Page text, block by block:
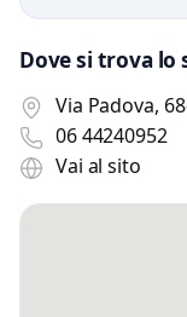
Dove si trova lo
Via Padova,
06 44240952
Vai al sito